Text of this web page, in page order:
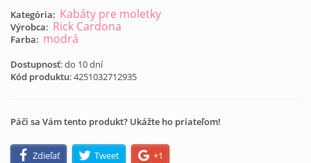
Kategória: Kabáty pre moletky
Výrobca: Rick Cardona
Farba: modrá
Dostupnosť: do 10 dní
Kód produktu:4251032712935
Páči sa Vám tento produkt? Ukážte ho priateľom!
Zdieľať Tweet +1